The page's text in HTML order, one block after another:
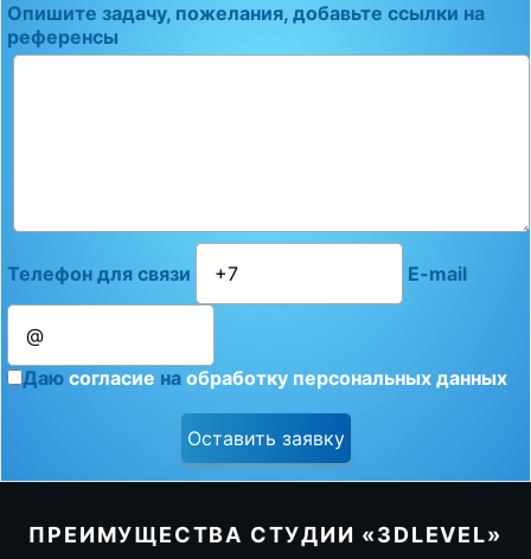
Опишите задачу, пожелания, добавьте ссылки на
референсы
Телефон для связи E-mail
Даю согласие на обработку персональных данных
ПРЕИМУЩЕСТВА СТУДИИ «3DLEVEL»